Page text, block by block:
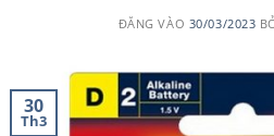
ĐĂNG VÀO 30/03/2023
30
Th3